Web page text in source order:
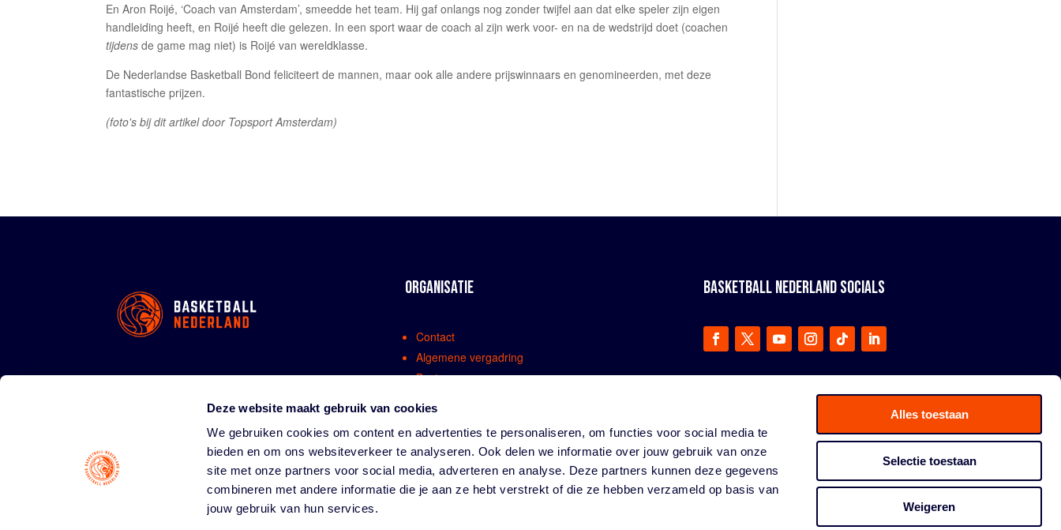
Deze website maakt gebruik van cookies
We gebruiken cookies om content en advertenties te personaliseren, om functies voor social media te
bieden en om ons websiteverkeer te analyseren. Ook delen we informatie over jouw gebruik van onze
site met onze partners voor social media, adverteren en analyse. Deze partners kunnen deze gegevens
combineren met andere informatie die je aan ze hebt verstrekt of die ze hebben verzameld op basis van
jouw gebruik van hun services.
Alles toestaan
Selectie toestaan
Weigeren
En Aron Roijé, ‘Coach van Amsterdam’, smeedde het team. Hij gaf onlangs nog zonder twijfel aan dat elke speler zijn eigen
handleiding heeft, en Roijé heeft die gelezen. In een sport waar de coach al zijn werk voor- en na de wedstrijd doet (coachen
tijdens de game mag niet) is Roijé van wereldklasse.
De Nederlandse Basketball Bond feliciteert de mannen, maar ook alle andere prijswinnaars en genomineerden, met deze
fantastische prijzen.
(foto's bij dit artikel door Topsport Amsterdam)
ORGANISATIE
Contact
Algemene vergadring
Bestuur
Bondsreglementen
Klachtenregeling
Partners
Vacatures
BASKETBALL NEDERLAND SOCIALS